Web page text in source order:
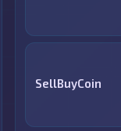
SellBuyCoin